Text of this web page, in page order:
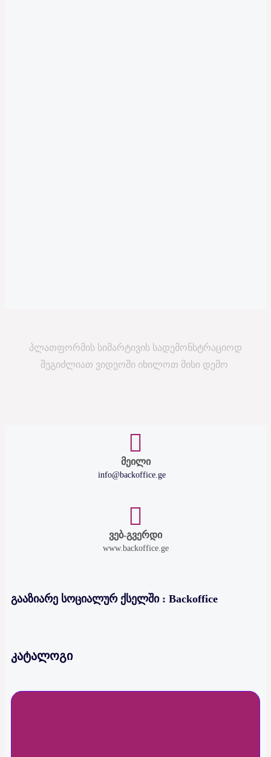
პლათფორმის სიმარტივის სადემონსტრაციოდ
შეგიძლიათ ვიდეოში იხილოთ მისი დემო
მეილი
info@backoffice.ge
ვებ-გვერდი
www.backoffice.ge
გააზიარე სოციალურ ქსელში : Backoffice
კატალოგი